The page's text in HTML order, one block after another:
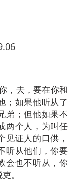
，去，要在你和
；如果他听从了
弟；但他如果不
两个人，为叫任
见证人的口供，
听从他们，你要
会也不听从，你
。